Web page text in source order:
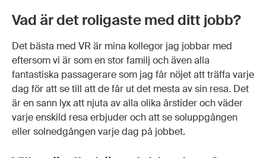
Vad är det roligaste med ditt jobb?
Det bästa med VR är mina kollegor jag jobbar med
eftersom vi är som en stor familj och även alla
fantastiska passagerare som jag får nöjet att träffa varje
dag för att se till att de får ut det mesta av sin resa. Det
är en sann lyx att njuta av alla olika årstider och väder
varje enskild resa erbjuder och att se soluppgången
eller solnedgången varje dag på jobbet.